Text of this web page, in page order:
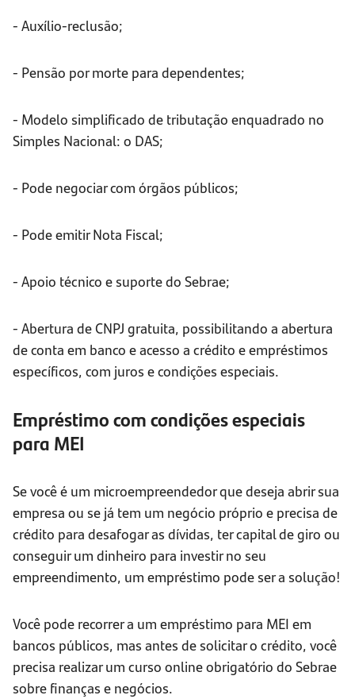
- Auxílio-reclusão;
- Pensão por morte para dependentes;
- Modelo simplificado de tributação enquadrado no
Simples Nacional: o DAS;
- Pode negociar com órgãos públicos;
- Pode emitir Nota Fiscal;
- Apoio técnico e suporte do Sebrae;
- Abertura de CNPJ gratuita, possibilitando a abertura
de conta em banco e acesso a crédito e empréstimos
específicos, com juros e condições especiais.
Empréstimo com condições especiais
para MEI
Se você é um microempreendedor que deseja abrir sua
empresa ou se já tem um negócio próprio e precisa de
crédito para desafogar as dívidas, ter capital de giro ou
conseguir um dinheiro para investir no seu
empreendimento, um empréstimo pode ser a solução!
Você pode recorrer a um empréstimo para MEI em
bancos públicos, mas antes de solicitar o crédito, você
precisa realizar um curso online obrigatório do Sebrae
sobre finanças e negócios.